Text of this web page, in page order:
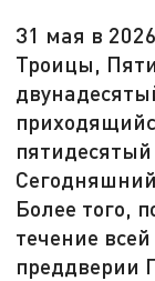
31 мая в
Троицы,
Более того,
течение
преддверии